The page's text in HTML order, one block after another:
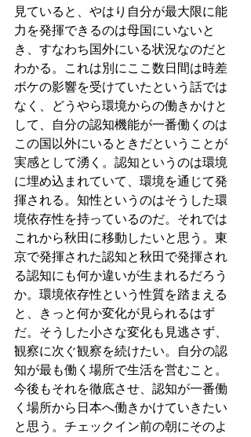
見ていると、やはり自分が最大限に能
力を発揮できるのは母国にいないと
き、すなわち国外にいる状況なのだと
わかる。これは別にここ数日間は時差
ボケの影響を受けていたという話では
なく、どうやら環境からの働きかけと
して、自分の認知機能が一番働くのは
この国以外にいるときだということが
実感として湧く。認知というのは環境
に埋め込まれていて、環境を通じて発
揮される。知性というのはそうした環
境依存性を持っているのだ。それでは
これから秋田に移動したいと思う。東
京で発揮された認知と秋田で発揮され
る認知にも何か違いが生まれるだろう
か。環境依存性という性質を踏まえる
と、きっと何か変化が見られるはず
だ。そうした小さな変化も見逃さず、
観察に次ぐ観察を続けたい。自分の認
知が最も働く場所で生活を営むこと。
今後もそれを徹底させ、認知が一番働
く場所から日本へ働きかけていきたい
と思う。チェックイン前の朝にそのよ